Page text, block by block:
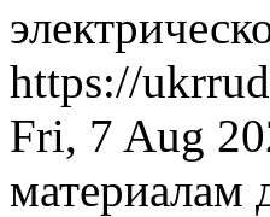
https://
Fri, 7 Aug
материалам